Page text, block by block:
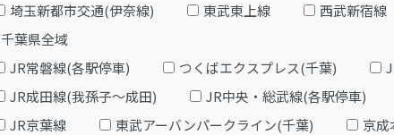
埼玉新都市交通(伊奈線)
東武東上線
西武新宿線
千葉県全域
JR常磐線(各駅停車)
つくばエクスプレス(千葉)
JR成田線(我孫子～成田)
JR中央・総武線(各駅停車)
JR京葉線
東武アーバンパークライン(千葉) 京成